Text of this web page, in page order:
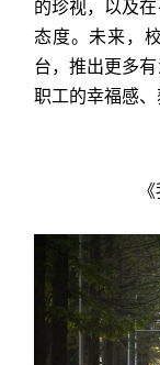
的珍视，以及
态度。未来，
台，推出更多
职工的幸福感、